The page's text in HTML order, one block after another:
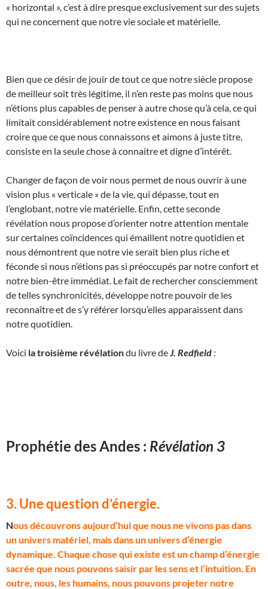
« horizontal », c’est à dire presque exclusivement sur des sujets
qui ne concernent que notre vie sociale et matérielle.
Bien que ce désir de jouir de tout ce que notre siècle propose
de meilleur soit très légitime, il n’en reste pas moins que nous
n’étions plus capables de penser à autre chose qu’à cela, ce qui
limitait considérablement notre existence en nous faisant
croire que ce que nous connaissons et aimons à juste titre,
consiste en la seule chose à connaitre et digne d’intérêt.
Changer de façon de voir nous permet de nous ouvrir à une
vision plus « verticale » de la vie, qui dépasse, tout en
l’englobant, notre vie matérielle. Enfin, cette seconde
révélation nous propose d’orienter notre attention mentale
sur certaines coïncidences qui émaillent notre quotidien et
nous démontrent que notre vie serait bien plus riche et
féconde si nous n’étions pas si préoccupés par notre confort et
notre bien-être immédiat. Le fait de rechercher consciemment
de telles synchronicités, développe notre pouvoir de les
reconnaître et de s’y référer lorsqu’elles apparaissent dans
notre quotidien.
Voici la troisième révélationdu livre de J. Redfield :
Prophétie des Andes : Révélation 3
3. Une question d’énergie.
Nous découvrons aujourd’hui que nous ne vivons pas dans
un univers matériel, mais dans un univers d’énergie
dynamique. Chaque chose qui existe est un champ d’énergie
sacrée que nous pouvons saisir par les sens et l’intuition. En
outre, nous, les humains, nous pouvons projeter notre